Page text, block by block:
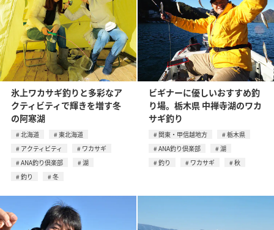
氷上ワカサギ釣りと多彩なア
クティビティで輝きを増す冬
の阿寒湖
北海道
東北海道
アクティビティ
ワカサギ
ANA釣り倶楽部
湖
釣り
冬
ビギナーに優しいおすすめ釣
り場。栃木県 中禅寺湖のワカ
サギ釣り
関東・甲信越地方
栃木県
ANA釣り倶楽部
湖
釣り
ワカサギ 秋